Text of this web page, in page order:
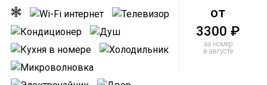
от
3300 ₽
за номер
в августе